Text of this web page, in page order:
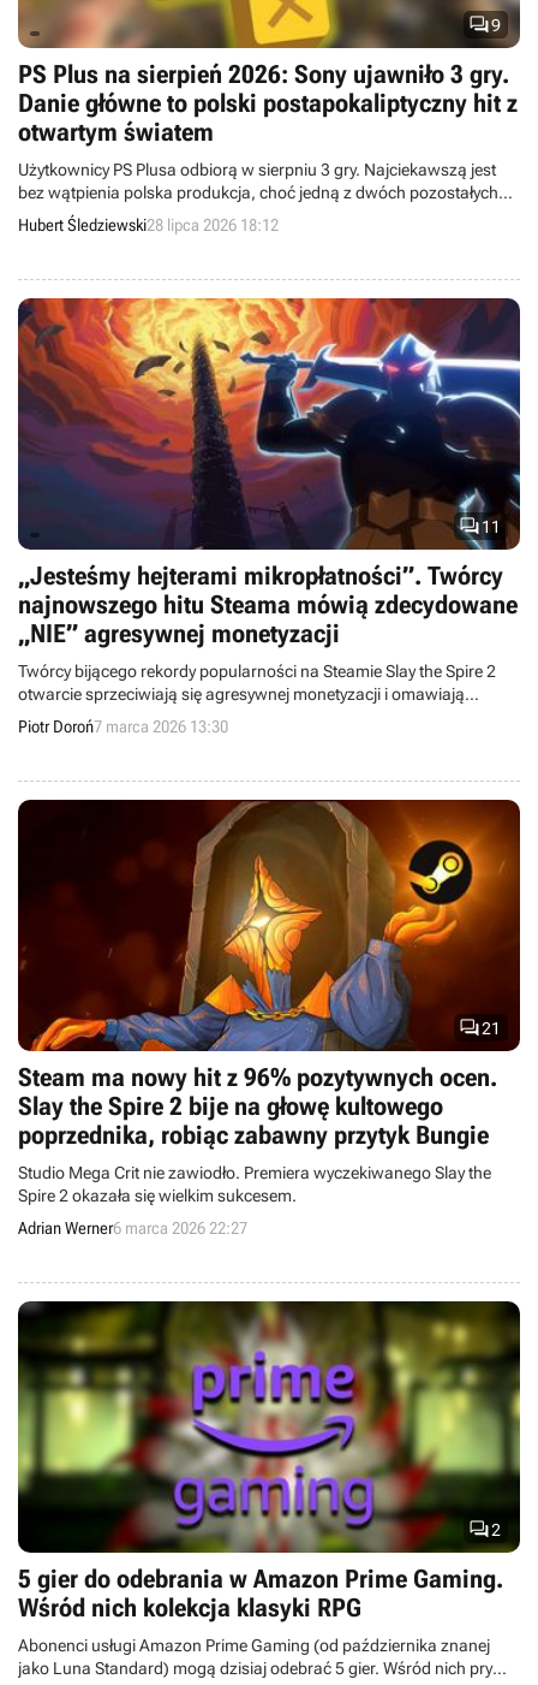
9
PS Plus na sierpień 2026: Sony ujawniło 3 gry.
Danie główne to polski postapokaliptyczny hit z
otwartym światem
Użytkownicy PS Plusa odbiorą w sierpniu 3 gry. Najciekawszą jest
bez wątpienia polska produkcja, choć jedną z dwóch pozostałych
gracze otrzymają w dniu premiery.
Hubert Śledziewski28 lipca 2026 18:12
11
„Jesteśmy hejterami mikropłatności”. Twórcy
najnowszego hitu Steama mówią zdecydowane
„NIE” agresywnej monetyzacji
Twórcy bijącego rekordy popularności na Steamie Slay the Spire 2
otwarcie sprzeciwiają się agresywnej monetyzacji i omawiają
główne założenia wczesnego dostępu.
Piotr Doroń7 marca 2026 13:30
21
Steam ma nowy hit z 96% pozytywnych ocen.
Slay the Spire 2 bije na głowę kultowego
poprzednika, robiąc zabawny przytyk Bungie
Studio Mega Crit nie zawiodło. Premiera wyczekiwanego Slay the
Spire 2 okazała się wielkim sukcesem.
Adrian Werner6 marca 2026 22:27
2
5 gier do odebrania w Amazon Prime Gaming.
Wśród nich kolekcja klasyki RPG
Abonenci usługi Amazon Prime Gaming (od października znanej
jako Luna Standard) mogą dzisiaj odebrać 5 gier. Wśród nich prym